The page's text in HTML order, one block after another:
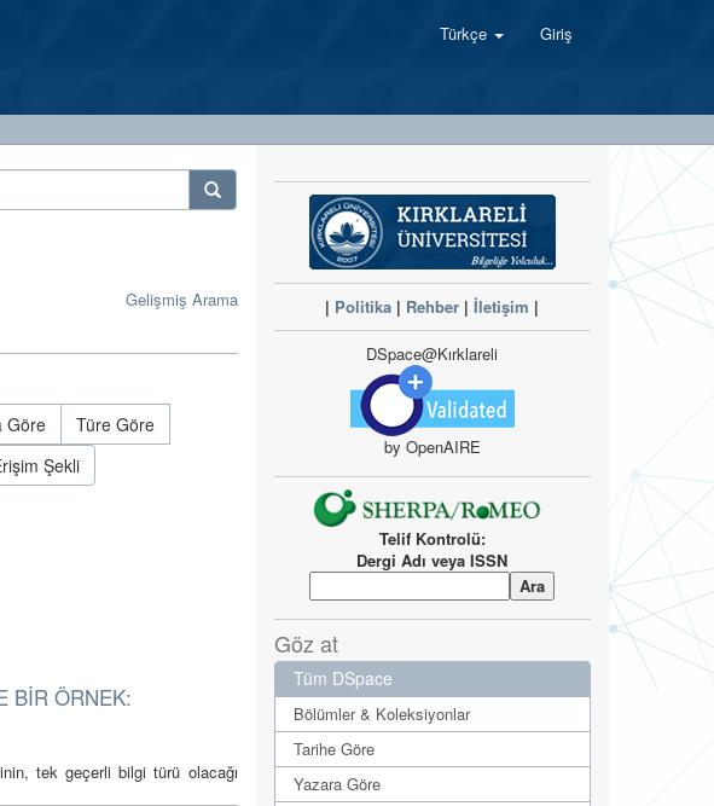
Türkçe Giriş
Gelişmiş Arama
Göre
Türe Göre
Şekli
BİR ÖRNEK:
tek geçerli bilgi türü olacağı
| Politika | Rehber |İletişim |
DSpace@Kırklareli
by OpenAIRE
Telif Kontrolü:
Dergi Adı veya ISSN
Göz at
Tüm DSpace
Bölümler & Koleksiyonlar
Tarihe Göre
Yazara Göre